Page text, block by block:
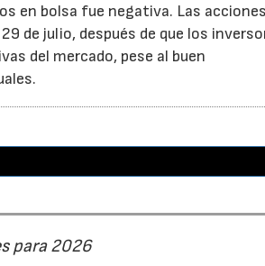
en bolsa fue negativa. Las
de julio, después de que los
del mercado, pese al buen
para 2026